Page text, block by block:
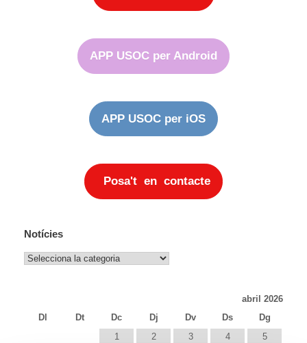
APP USOC per Android
APP USOC per iOS
Posa't en contacte
Notícies
Notícies
abril 2026
Dl
Dt Dc Dj Dv Ds
Dg
1
2 3 4
5